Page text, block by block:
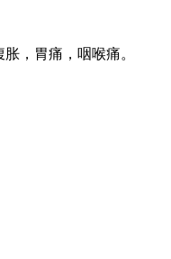
，胃痛，咽喉痛。